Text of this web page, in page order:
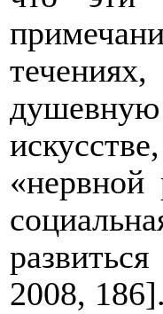
«нервной
2008, 186].